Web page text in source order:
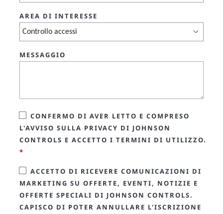
AREA DI INTERESSE
MESSAGGIO
CONFERMO DI AVER LETTO E COMPRESO
L'AVVISO SULLA PRIVACY DI JOHNSON
CONTROLS E ACCETTO I TERMINI DI UTILIZZO.
*
ACCETTO DI RICEVERE COMUNICAZIONI DI
MARKETING SU OFFERTE, EVENTI, NOTIZIE E
OFFERTE SPECIALI DI JOHNSON CONTROLS.
CAPISCO DI POTER ANNULLARE L'ISCRIZIONE